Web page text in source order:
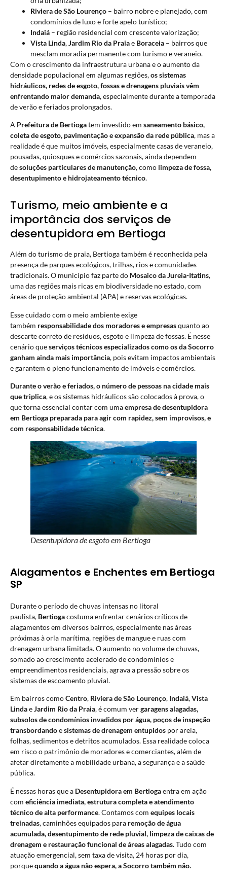
Riviera de São Lourenço – bairro nobre e planejado, com
condomínios de luxo e forte apelo turístico;
Indaiá – região residencial com crescente valorização;
Vista Linda,Jardim Rio da Praiae Boraceia – bairros que
mesclam moradia permanente com turismo e veraneio.
Com o crescimento da infraestrutura urbana e o aumento da
densidade populacional em algumas regiões,os sistemas
hidráulicos, redes de esgoto, fossas e drenagens pluviais vêm
enfrentando maior demanda, especialmente durante a temporada
de verão e feriados prolongados.
A Prefeitura de Bertiogatem investido em saneamento básico,
coleta de esgoto, pavimentação e expansão da rede pública, mas a
realidade é que muitos imóveis, especialmente casas de veraneio,
pousadas, quiosques e comércios sazonais, ainda dependem
desoluções particulares de manutenção, como limpeza de fossa,
desentupimento e hidrojateamento técnico.
Turismo, meio ambiente e a
importância dos serviços de
desentupidora em Bertioga
Além do turismo de praia, Bertioga também é reconhecida pela
presença de parques ecológicos, trilhas, rios e comunidades
tradicionais. O município faz parte do Mosaico da Jureia-Itatins,
uma das regiões mais ricas em biodiversidade no estado, com
áreas de proteção ambiental (APA) e reservas ecológicas.
Esse cuidado com o meio ambiente exige
também responsabilidade dos moradores e empresasquanto ao
descarte correto de resíduos, esgoto e limpeza de fossas. É nesse
cenário queserviços técnicos especializados como os da Socorro
ganham ainda mais importância, pois evitam impactos ambientais
e garantem o pleno funcionamento de imóveis e comércios.
Durante o verão e feriados, o número de pessoas na cidade mais
que triplica, e os sistemas hidráulicos são colocados à prova, o
que torna essencial contar com umaempresa de desentupidora
em Bertioga preparada para agir com rapidez, sem improvisos, e
com responsabilidade técnica.
Desentupidora de esgoto em Bertioga
Alagamentos e Enchentes em Bertioga
SP
Durante o período de chuvas intensas no litoral
paulista, Bertiogacostuma enfrentar cenários críticos de
alagamentos em diversos bairros, especialmente nas áreas
próximas à orla marítima, regiões de mangue e ruas com
drenagem urbana limitada. O aumento no volume de chuvas,
somado ao crescimento acelerado de condomínios e
empreendimentos residenciais, agrava a pressão sobre os
sistemas de escoamento pluvial.
Em bairros comoCentro, Riviera de São Lourenço, Indaiá,Vista
LindaeJardim Rio da Praia, é comum vergaragens alagadas,
subsolos de condomínios invadidos por água, poços de inspeção
transbordandoesistemas de drenagem entupidos por areia,
folhas, sedimentos e detritos acumulados. Essa realidade coloca
em risco o patrimônio de moradores e comerciantes, além de
afetar diretamente a mobilidade urbana, a segurança e a saúde
pública.
É nessas horas que a Desentupidora em Bertiogaentra em ação
com eficiência imediata, estrutura completa e atendimento
técnico de alta performance. Contamos com equipes locais
treinadas, caminhões equipados para remoção de água
acumulada, desentupimento de rede pluvial, limpeza de caixas de
drenagem e restauração funcional de áreas alagadas. Tudo com
atuação emergencial, sem taxa de visita, 24 horas por dia,
porquequando a água não espera, a Socorro também não.